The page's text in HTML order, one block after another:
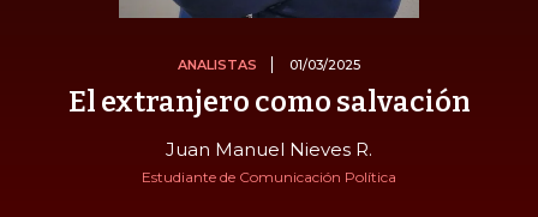
ANALISTAS 01/03/2025
El extranjero como salvación
Juan Manuel Nieves R.
Estudiante de Comunicación Política